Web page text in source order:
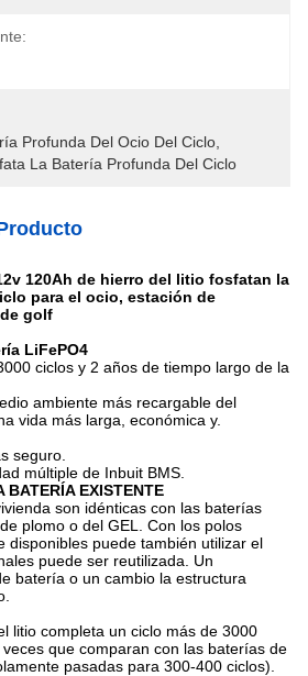
Profunda Del Ocio Del Ciclo
La Batería Profunda Del Ciclo
120Ah de hierro del litio fosfatan la
para el ocio, estación de
golf
LiFePO4
ciclos y 2 años de tiempo largo de la
ambiente más recargable del
vida más larga, económica y.
seguro.
múltiple de Inbuit BMS.
EXISTENTE
son idénticas con las baterías
plomo o del GEL. Con los polos
disponibles puede también utilizar el
puede ser reutilizada. Un
batería o un cambio la estructura
litio completa un ciclo más de 3000
que comparan con las baterías de
pasadas para 300-400 ciclos).